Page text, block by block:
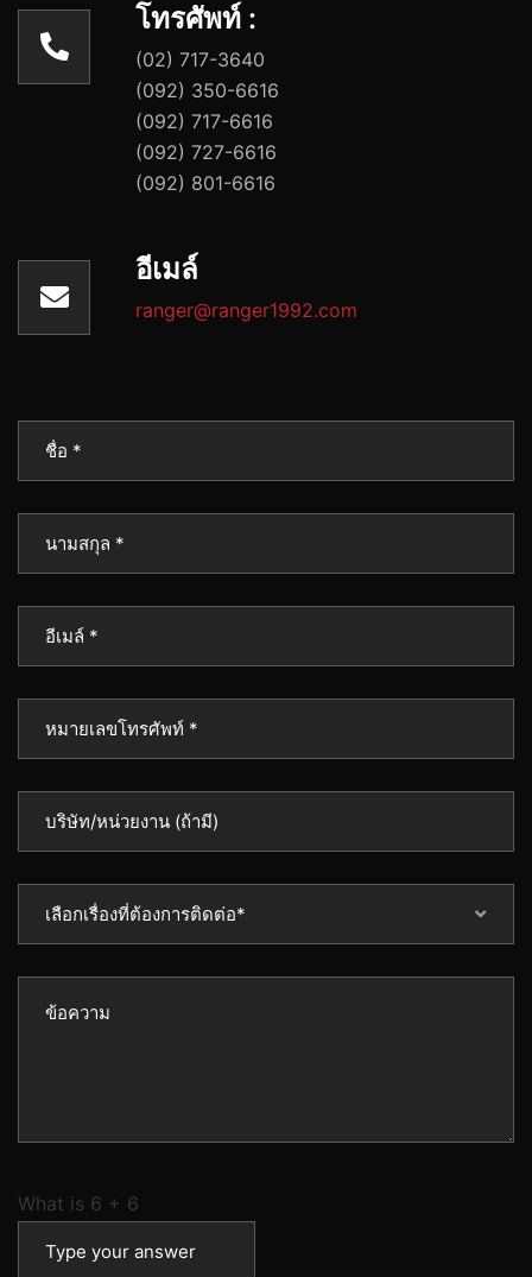
โทรศัพท์ :
(02) 717-3640
(092) 350-6616
(092) 717-6616
(092) 727-6616
(092) 801-6616
อีเมล์
ranger@ranger1992.com
เลือกเรื่องที่ต้องการติดต่อ*
What is 6 + 6